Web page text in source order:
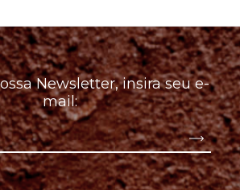
Newsletter, insira seu e-
mail: